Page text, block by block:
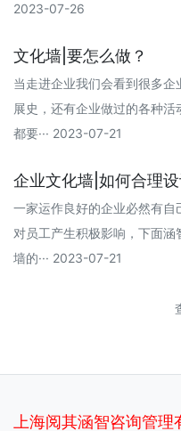
2023-07-26
文化墙|要怎么做？
当走进企业我们会看到很多
展史，还有企业做过的各种
都要··· 2023-07-21
企业文化墙|如何合理
一家运作良好的企业必然有
对员工产生积极影响，下面
墙的··· 2023-07-21
上海阅其涵智咨询管理